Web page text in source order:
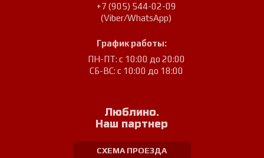
+7 (905) 544-02-09
(Viber/WhatsApp)
График работы:
ПН-ПТ: с 10:00 до 20:00
СБ-ВС: с 10:00 до 18:00
Люблино.
Наш партнер
СХЕМА ПРОЕЗДА